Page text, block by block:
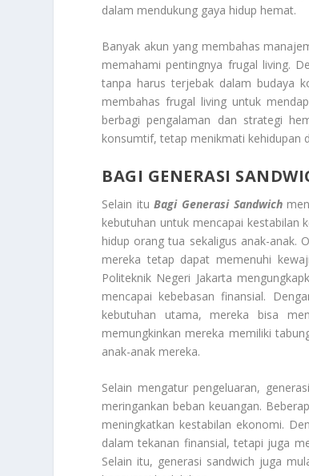
dalam mendukung gaya hidup hemat.
Banyak akun yang membahas
memahami pentingnya frugal living.
tanpa harus terjebak dalam budaya
membahas frugal living untuk
berbagi pengalaman dan strategi
konsumtif, tetap menikmati kehidupan
BAGI GENERASI
Selain ituBagi Generasi Sandwich
kebutuhan untuk mencapai kestabilan
hidup orang tua sekaligus anak-anak.
mereka tetap dapat memenuhi
Politeknik Negeri Jakarta
mencapai kebebasan finansial.
kebutuhan utama, mereka bisa
memungkinkan mereka memiliki
anak-anak mereka.
Selain mengatur pengeluaran,
meringankan beban keuangan.
meningkatkan kestabilan ekonomi.
dalam tekanan finansial, tetapi juga
Selain itu, generasi sandwich juga